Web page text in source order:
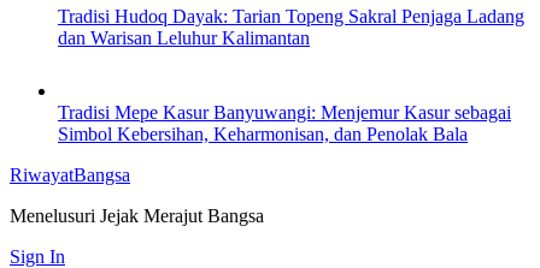
Tradisi Hudoq Dayak: Tarian Topeng Sakral Penjaga Ladang
dan Warisan Leluhur Kalimantan
Tradisi Mepe Kasur Banyuwangi: Menjemur Kasur sebagai
Simbol Kebersihan, Keharmonisan, dan Penolak Bala
RiwayatBangsa
Menelusuri Jejak Merajut Bangsa
Sign In